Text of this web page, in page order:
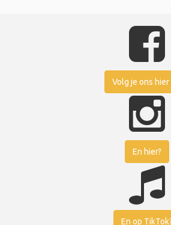
Volg je ons hier
En hier?
En op